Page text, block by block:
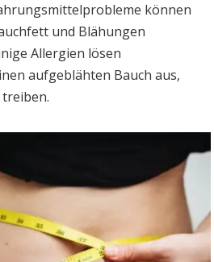
können
und Blähungen
Allergien lösen
aufgeblähten Bauch aus,